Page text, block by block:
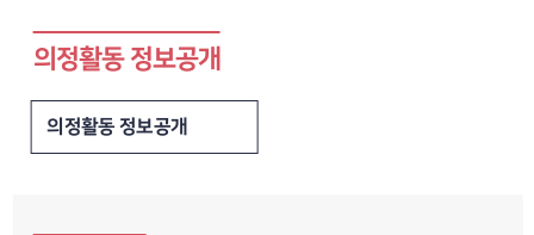
의정활동 정보공개
의정활동 정보공개